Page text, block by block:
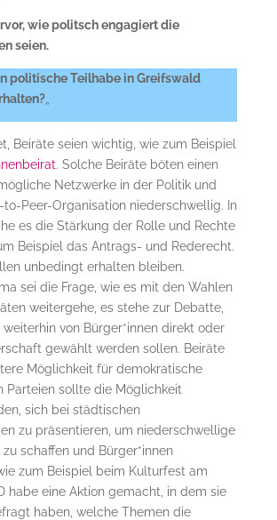
wie politsch engagiert die
seien.
politische Teilhabe in Greifswald
„
Beiräte seien wichtig, wie zum Beispiel
. Solche Beiräte böten einen
Netzwerke in der Politik und
to-Peer-Organisation niederschwellig. In
es die Stärkung der Rolle und Rechte
Beispiel das Antrags- und Rederecht.
unbedingt erhalten bleiben.
sei die Frage, wie es mit den Wahlen
weitergehe, es stehe zur Debatte,
von Bürger*innen direkt oder
gewählt werden sollen. Beiräte
Möglichkeit für demokratische
Parteien sollte die Möglichkeit
sich bei städtischen
zu präsentieren, um niederschwellige
schaffen und Bürger*innen
zum Beispiel beim Kulturfest am
habe eine Aktion gemacht, in dem sie
haben, welche Themen die